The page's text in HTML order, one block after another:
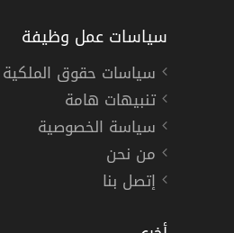
سياسات عمل وظيفة
سياسات حقوق الملكية
تنبيهات هامة
سياسة الخصوصية
من نحن
إتصل بنا